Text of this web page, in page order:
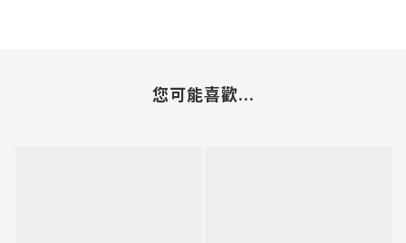
您可能喜歡...